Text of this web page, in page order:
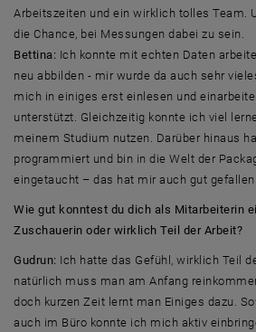
Arbeitszeiten und ein wirklich tolles Team.
die Chance, bei Messungen dabei zu sein.
Bettina: Ich konnte mit echten Daten
neu abbilden - mir wurde da auch sehr
mich in einiges erst einlesen und
unterstützt. Gleichzeitig konnte ich viel
meinem Studium nutzen. Darüber hinaus
programmiert und bin in die Welt der
eingetaucht – das hat mir auch gut gefallen.
Wie gut konntest du dich als Mitarbeiterin
Zuschauerin oder wirklich Teil der Arbeit?
Gudrun: Ich hatte das Gefühl, wirklich Teil
natürlich muss man am Anfang
doch kurzen Zeit lernt man Einiges dazu.
auch im Büro konnte ich mich aktiv